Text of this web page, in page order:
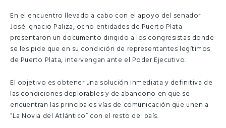
En el encuentro llevado a cabo con el apoyo del senador
José Ignacio Paliza, ocho entidades de Puerto Plata
presentaron un documento dirigido a los congresistas donde
se les pide que en su condición de representantes legítimos
de Puerto Plata, intervengan ante el Poder Ejecutivo.
El objetivo es obtener una solución inmediata y definitiva de
las condiciones deplorables y de abandono en que se
encuentran las principales vías de comunicación que unen a
“La Novia del Atlántico” con el resto del país.